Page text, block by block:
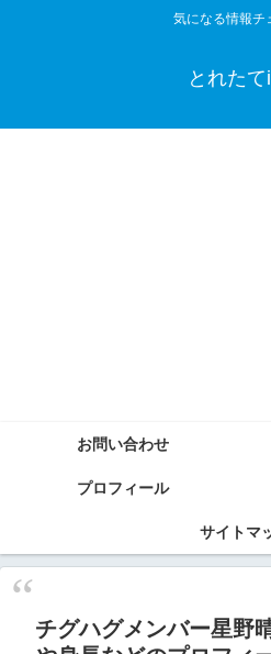
気になる情報チ
とれた
お問い合わせ
プロフィール
サイトマ
チグハグメンバー星野